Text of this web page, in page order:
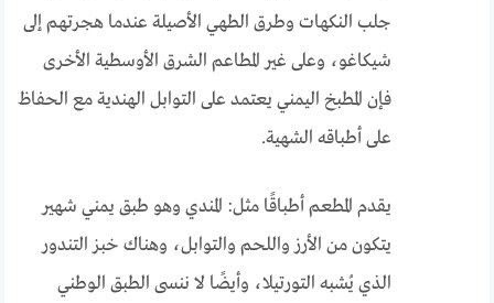
جلب النكهات وطرق الطهي الأصيلة عندما هجرتهم إلى
شيكاغو، وعلى غير المطاعم الشرق الأوسطية الأخرى
فإن المطبخ اليمني يعتمد على التوابل الهندية مع الحفاظ
على أطباقه الشهية.
يقدم المطعم أطباقًا مثل: المندي وهو طبق يمني شهير
يتكون من الأرز واللحم والتوابل، وهناك خبز التندور
الذي يُشبه التورتيلا، وأيضًا لا ننسى الطبق الوطني